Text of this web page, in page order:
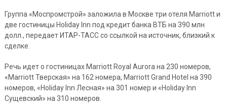
Группа «Моспромстрой» заложила в Москве три отеля Marriott и
две гостиницы Holiday Inn под кредит банка ВТБ на 390 млн
долл., передает ИТАР-ТАСС со ссылкой на источник, близкий к
сделке.
Речь идет о гостиницах Marriott Royal Aurora на 230 номеров,
«Marriott Тверская» на 162 номера, Marriott Grand Hotel на 390
номеров, «Holiday Inn Лесная» на 301 номер и «Holiday Inn
Сущевский» на 310 номеров.